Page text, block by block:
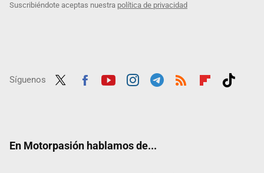
Suscribiéndote aceptas nuestra política de privacidad
Síguenos
En Motorpasión hablamos de...